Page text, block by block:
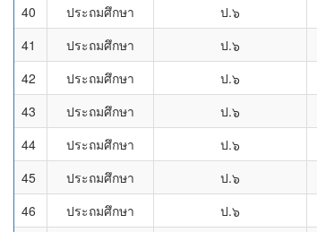
40
ประถมศึกษา ป.๖
41
ประถมศึกษา ป.๖
42
ประถมศึกษา ป.๖
43
ประถมศึกษา ป.๖
44
ประถมศึกษา ป.๖
45
ประถมศึกษา ป.๖
46
ประถมศึกษา ป.๖